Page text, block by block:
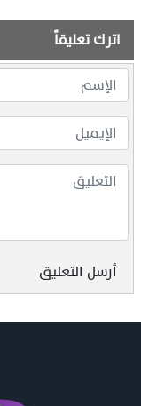
اترك تعليقاً
أرسل التعليق